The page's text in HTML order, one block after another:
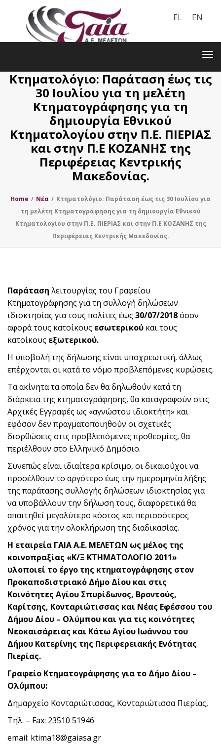
EL EN
Κτηματολόγιο: Παράταση έως τις
30 Ιουλίου για τη μελέτη
Κτηματογράφησης για τη
δημιουργία Εθνικού
Κτηματολογίου στην Π.Ε. ΠΙΕΡΙΑΣ
και στην Π.Ε ΚΟΖΑΝΗΣ της
Περιφέρειας Κεντρικής
Μακεδονίας.
Home / Nέα / Κτηματολόγιο: Παράταση έως τις 30 Ιουλίου για
τη μελέτη Κτηματογράφησης για τη δημιουργία Εθνικού
Κτηματολογίου στην Π.Ε. ΠΙΕΡΙΑΣ και στην Π.Ε ΚΟΖΑΝΗΣ της
Περιφέρειας Κεντρικής Μακεδονίας.
Παράταση λειτουργίας του Γραφείου
Κτηματογράφησης για τη συλλογή δηλώσεων
ιδιοκτησίας για τους πολίτες έως 30/07/2018όσον
αφορά τους κατοίκους εσωτερικού και τους
κατοίκους εξωτερικού.
Η υποβολή της δήλωσης είναι υποχρεωτική, άλλως
επέρχονται οι κατά το νόμο προβλεπόμενες κυρώσεις.
Τα ακίνητα τα οποία δεν θα δηλωθούν κατά τη
διάρκεια της κτηματογράφησης, θα καταγραφούν στις
Αρχικές Εγγραφές ως «αγνώστου ιδιοκτήτη» και
εφόσον δεν πραγματοποιηθούν οι σχετικές
διορθώσεις στις προβλεπόμενες προθεσμίες, θα
περιέλθουν στο Ελληνικό Δημόσιο.
Συνεπώς είναι ιδιαίτερα κρίσιμο, οι δικαιούχοι να
προσέλθουν το αργότερο έως την ημερομηνία λήξης
της παράτασης συλλογής δηλώσεων ιδιοκτησίας για
να υποβάλλουν την δήλωση τους, διαφορετικά θα
απαιτηθεί μεγαλύτερο κόστος και περισσότερος
χρόνος για την ολοκλήρωση της διαδικασίας.
Η εταιρεία ΓΑΙΑ Α.Ε. ΜΕΛΕΤΩΝ ως μέλος της
κοινοπραξίας «Κ/Ξ ΚΤΗΜΑΤΟΛΟΓΙΟ 2011»
υλοποιεί το έργο της κτηματογράφησης στον
Προκαποδιστριακό Δήμο Δίου και στις
Κοινότητες Αγίου Σπυρίδωνος, Βροντούς,
Καρίτσης, Κονταριώτισσας και Νέας Εφέσσου του
Δήμου Δίου – Ολύμπου και για τις κοινότητες
Νεοκαισάρειας και Κάτω Αγίου Ιωάννου του
Δήμου Κατερίνης της Περιφερειακής Ενότητας
Πιερίας.
Γραφείο Κτηματογράφησης για το Δήμο Δίου –
Ολύμπου:
Δημαρχείο Κονταριώτισσας, Κονταριώτισσα Πιερίας,
Τηλ. – Fax: 23510 51946
email: ktima18@gaiasa.gr